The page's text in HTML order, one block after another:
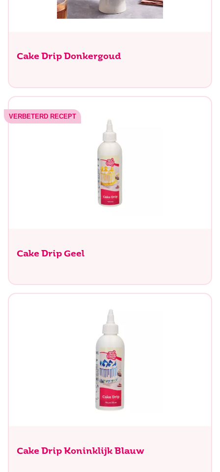
Cake Drip Donkergoud
VERBETERD RECEPT
Cake Drip Geel
Cake Drip Koninklijk Blauw